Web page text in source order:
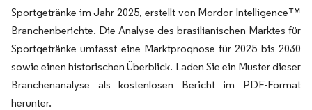
Sportgetränke im Jahr 2025, erstellt von Mordor Intelligence™
Branchenberichte. Die Analyse des brasilianischen Marktes für
Sportgetränke umfasst eine Marktprognose für 2025 bis 2030
sowie einen historischen Überblick. Laden Sie ein Muster dieser
Branchenanalyse als kostenlosen Bericht im PDF-Format
herunter.